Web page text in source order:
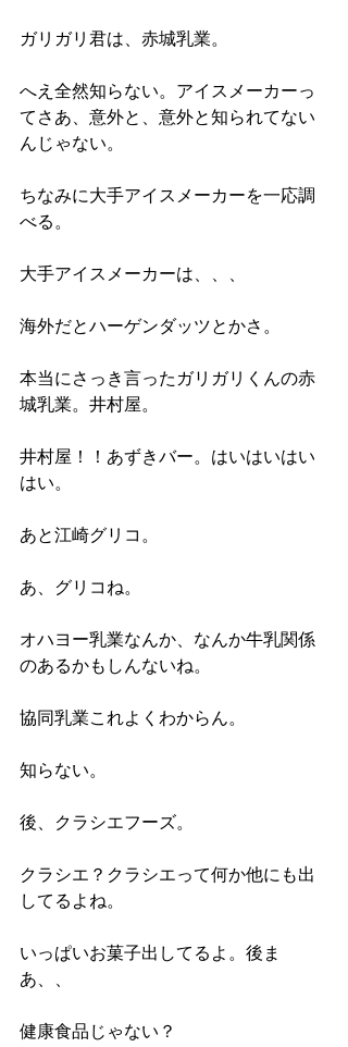
ガリガリ君は、赤城乳業。
へえ全然知らない。アイスメーカーっ
てさあ、意外と、意外と知られてない
んじゃない。
ちなみに大手アイスメーカーを一応調
べる。
大手アイスメーカーは、、、
海外だとハーゲンダッツとかさ。
本当にさっき言ったガリガリくんの赤
城乳業。井村屋。
井村屋！！あずきバー。はいはいはい
はい。
あと江崎グリコ。
あ、グリコね。
オハヨー乳業なんか、なんか牛乳関係
のあるかもしんないね。
協同乳業これよくわからん。
知らない。
後、クラシエフーズ。
クラシエ？クラシエって何か他にも出
してるよね。
いっぱいお菓子出してるよ。後ま
あ、、
健康食品じゃない？